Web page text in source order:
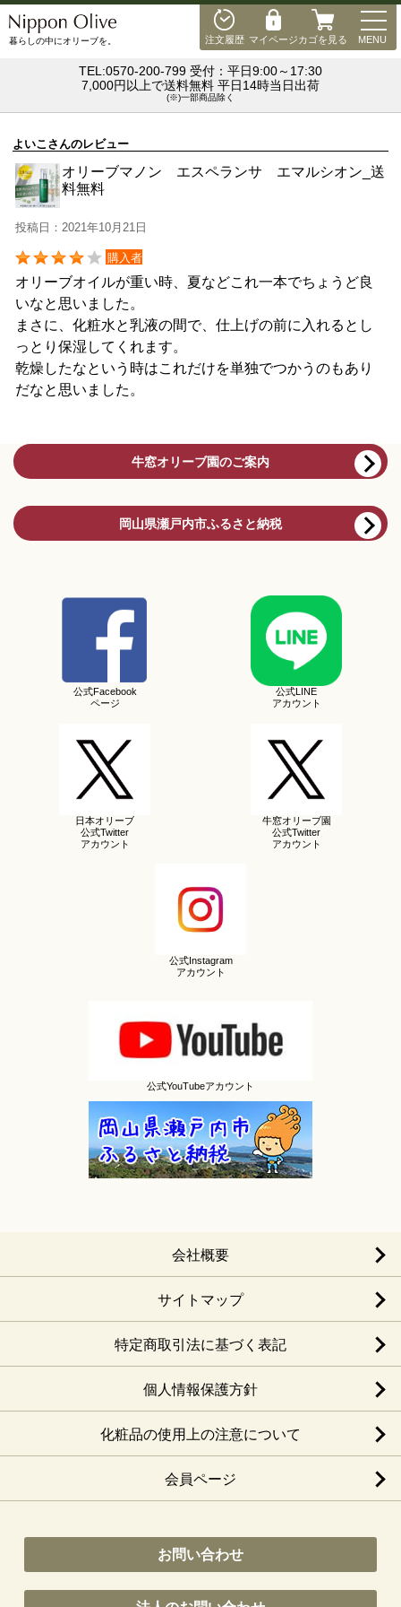
注文履歴 マイページカゴを見る MENU
暮らしの中にオリーブを。
TEL:0570-200-799 受付：平日9:00～17:30
7,000円以上で送料無料 平日14時当日出荷
(※)一部商品除く
よいこさんのレビュー
オリーブマノン エスペランサ エマルシオン_送
料無料
投稿日：2021年10月21日
購入者
オリーブオイルが重い時、夏などこれ一本でちょうど良
いなと思いました。
まさに、化粧水と乳液の間で、仕上げの前に入れるとし
っとり保湿してくれます。
乾燥したなという時はこれだけを単独でつかうのもあり
だなと思いました。
牛窓オリーブ園のご案内
岡山県瀬戸内市ふるさと納税
公式Facebook
ページ
公式LINE
アカウント
日本オリーブ
公式Twitter
アカウント
牛窓オリーブ園
公式Twitter
アカウント
公式Instagram
アカウント
公式YouTubeアカウント
会社概要
サイトマップ
特定商取引法に基づく表記
個人情報保護方針
化粧品の使用上の注意について
会員ページ
お問い合わせ